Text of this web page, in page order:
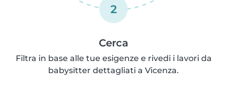
2
Cerca
Filtra in base alle tue esigenze e rivedi i lavori da
babysitter dettagliati a Vicenza.